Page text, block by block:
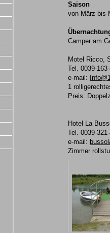
Saison
von März bis
Camper am
Motel Ricco,
Tel. 0039-
e-mail:
1
Preis:
Hotel La
Tel. 0039-
e-mail:
Zimmer